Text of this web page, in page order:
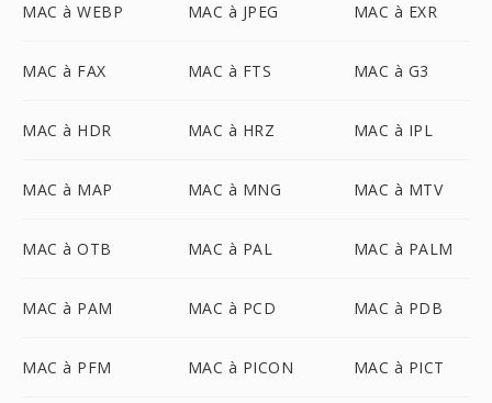
MAC à WEBP MAC à JPEG MAC à EXR
MAC à FAX MAC à FTS MAC à G3
MAC à HDR MAC à HRZ MAC à IPL
MAC à MAP MAC à MNG MAC à MTV
MAC à OTB MAC à PAL MAC à PALM
MAC à PAM MAC à PCD MAC à PDB
MAC à PFM MAC à PICON MAC à PICT